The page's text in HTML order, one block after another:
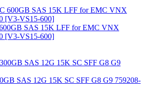
SAS 15K LFF for EMC VNX
[V3-VS15-600]
SAS 12G 15K SC SFF G8 G9 759208-